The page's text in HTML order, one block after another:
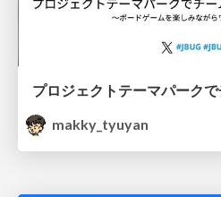
makky_tyuyan